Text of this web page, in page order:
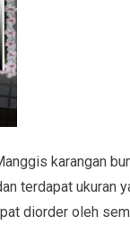
karangan
terdapat
diorder oleh